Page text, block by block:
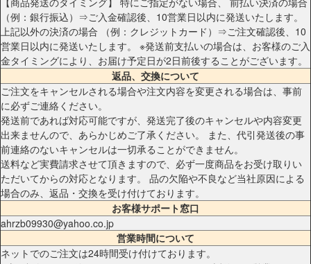
（例：銀行振込）⇒ご入金確認後、10営業日以内に発送いたします。
上記以外の決済の場合 （例：クレジットカード）⇒ご注文確認後、10
営業日以内に発送いたします。 ※発送前支払いの場合は、お客様のご入
金タイミングにより、お届け予定日が2日前後することがございます。
返品、交換について
ご注文をキャンセルされる場合や注文内容を変更される場合は、事前
に必ずご連絡ください。
発送前であれば対応可能ですが、発送完了後のキャンセルや内容変更
出来ませんので、あらかじめご了承ください。 また、代引発送後の事
前連絡のないキャンセルは一切承ることができません。
送料など実費請求させて頂きますので、必ず一度商品をお受け取りい
ただいてからの対応となります。 品の欠陥や不良など当社原因による
場合のみ、返品・交換を受け付けております。
お客様サポート窓口
ahrzb09930@yahoo.co.jp
営業時間について
ネットでのご注文は24時間受け付けております。